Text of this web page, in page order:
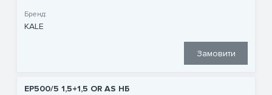
Бренд:
KALE
Замовити
EP500/5 1,5+1,5 OR AS НБ